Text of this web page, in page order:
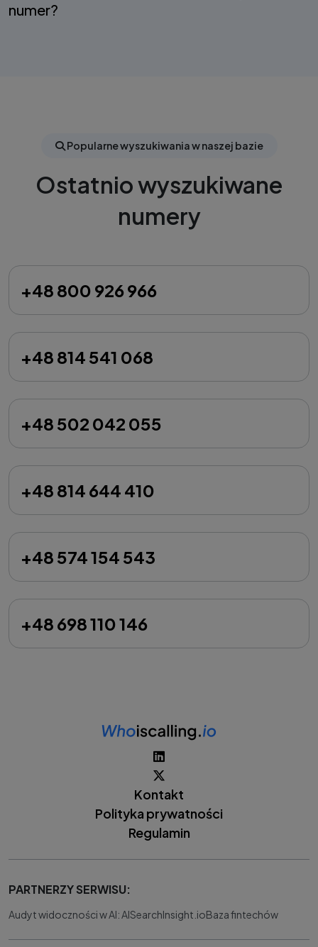
numer?
Popularne wyszukiwania w naszej bazie
Ostatnio wyszukiwane
numery
+48 800 926 966
+48 814 541 068
+48 502 042 055
+48 814 644 410
+48 574 154 543
+48 698 110 146
Kontakt
Polityka prywatności
Regulamin
PARTNERZY SERWISU:
Audyt widoczności w AI: AISearchInsight.ioBaza fintechów